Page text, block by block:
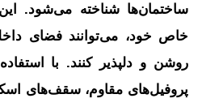
ساختمان‌ها شناخته می‌شود.
خاص خود، می‌توانند فضای
روشن و دلپذیر کنند. با
پروفیل‌های مقاوم، سقف‌های